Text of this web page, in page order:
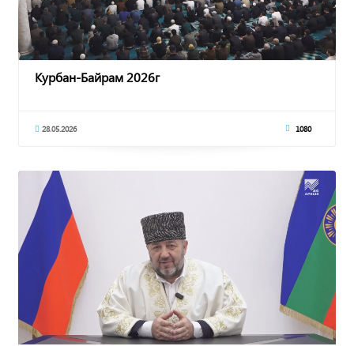
Курбан-Байрам 2026г
28.05.2026 1080